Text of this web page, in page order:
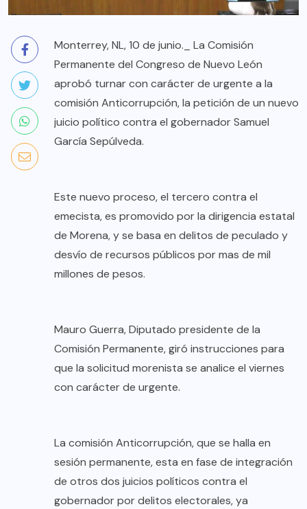
Monterrey, NL, 10 de junio._ La Comisión
Permanente del Congreso de Nuevo León
aprobó turnar con carácter de urgente a la
comisión Anticorrupción, la petición de un nuevo
juicio político contra el gobernador Samuel
García Sepúlveda.
Este nuevo proceso, el tercero contra el
emecista, es promovido por la dirigencia estatal
de Morena, y se basa en delitos de peculado y
desvío de recursos públicos por mas de mil
millones de pesos.
Mauro Guerra, Diputado presidente de la
Comisión Permanente, giró instrucciones para
que la solicitud morenista se analice el viernes
con carácter de urgente.
La comisión Anticorrupción, que se halla en
sesión permanente, esta en fase de integración
de otros dos juicios políticos contra el
gobernador por delitos electorales, ya